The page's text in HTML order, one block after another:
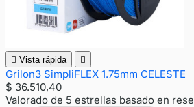
 Vista rápida 
Grilon3 SimpliFLEX 1.75mm CELESTE
$ 36.510,40
Valorado de 5 estrellas basado en